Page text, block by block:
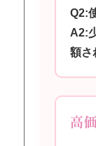
Q2:
A2:
額さ
高